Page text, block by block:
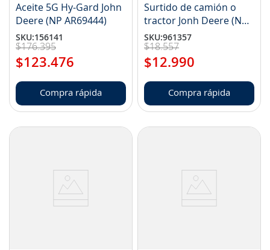
Aceite 5G Hy-Gard John
Deere (NP AR69444)
SKU:156141
$176.395
$123.476
Compra rápida
Surtido de camión o
tractor Jonh Deere (NP
LP76701)
SKU:961357
$18.557
$12.990
Compra rápida